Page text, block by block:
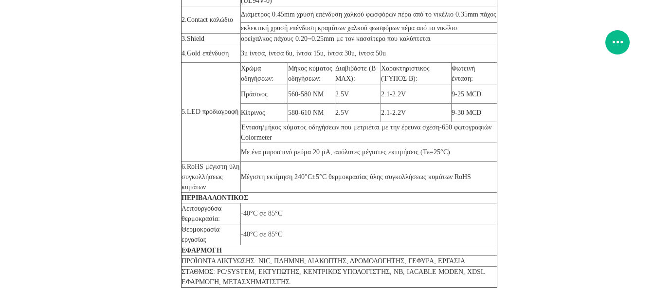
2.Contact καλώδιο
Διάμετρος 0.45mm χρυσή επένδυση χαλκού φωσφόρων πέρα από το νικέλιο 0.35mm πάχος
εκλεκτική χρυσή επένδυση κραμάτων χαλκού φωσφόρων πέρα από το νικέλιο
3.Shield
ορείχαλκος πάχους 0.20~0.25mm με τον κασσίτερο που καλύπτεται
4.Gold επένδυση
3u ίντσα, ίντσα 6u, ίντσα 15u, ίντσα 30u, ίντσα 50u
5.LED προδιαγραφή
Χρώμα
οδηγήσεων:
Μήκος κύματος
οδηγήσεων:
Διαβιβάστε (Β
MAX):
Χαρακτηριστικός
(ΤΎΠΟΣ Β):
Φωτεινή
ένταση:
Πράσινος 560-580 NM 2.5V 2.1-2.2V 9-25 MCD
Κίτρινος 580-610 NM 2.5V 2.1-2.2V
9-30 MCD
Ένταση/μήκος κύματος οδηγήσεων που μετριέται με την έρευνα σχέση-650 φωτογραφιών
Colormeter
Με ένα μπροστινό ρεύμα 20 μΑ, απόλυτες μέγιστες εκτιμήσεις (Ta=25°C)
6.RoHS μέγιστη ύλη
συγκολλήσεως
κυμάτων
Μέγιστη εκτίμηση 240°C±5°C θερμοκρασίας ύλης συγκολλήσεως κυμάτων RoHS
ΠΕΡΙΒΑΛΛΟΝΤΙΚΟΣ
Λειτουργούσα
θερμοκρασία:
-40°C σε 85°C
Θερμοκρασία
εργασίας
-40°C σε 85°C
ΕΦΑΡΜΟΓΗ
ΠΡΟΪΟΝΤΑ ΔΙΚΤΥΩΣΗΣ: NIC, ΠΛΗΜΝΗ, ΔΙΑΚΟΠΤΗΣ, ΔΡΟΜΟΛΟΓΗΤΗΣ, ΓΕΦΥΡΑ, ΕΡΓΑΣΙΑ
ΣΤΑΘΜΟΣ: PC/SYSTEM, ΕΚΤΥΠΩΤΗΣ, ΚΕΝΤΡΙΚΟΣ ΥΠΟΛΟΓΙΣΤΉΣ, NB, IACABLE MODEN, XDSL
ΕΦΑΡΜΟΓΉ, ΜΕΤΑΣΧΗΜΑΤΙΣΤΉΣ.